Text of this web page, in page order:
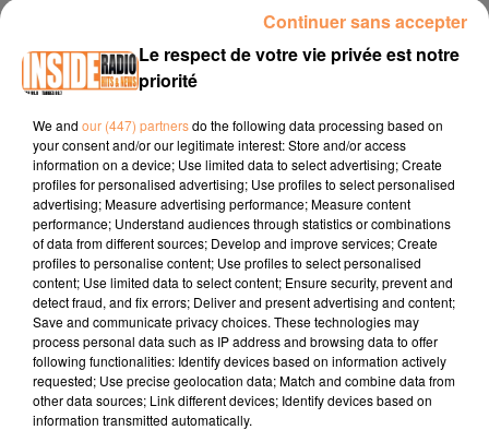
. Nous vous répondrons dans les plus brefs
Publié : 16 octobre 2025 à 17h22 par
Océane Lovigny
À LA UNE
Le respect de votre vie privée est notre
priorité
We and our (447) partnersdo the following data processing based on
your consent and/or our legitimate interest: Store and/or access
information on a device; Use limited data to select advertising; Create
profiles for personalised advertising; Use profiles to select personalised
advertising; Measure advertising performance; Measure content
performance; Understand audiences through statistics or combinations
of data from different sources; Develop and improve services; Create
profiles to personalise content; Use profiles to select personalised
content; Use limited data to select content; Ensure security, prevent and
detect fraud, and fix errors; Deliver and present advertising and content;
Save and communicate privacy choices. These technologies may
process personal data such as IP address and browsing data to offer
following functionalities: Identify devices based on information actively
requested; Use precise geolocation data; Match and combine data from
other data sources; Link different devices; Identify devices based on
information transmitted automatically.
Continuer sans accepter